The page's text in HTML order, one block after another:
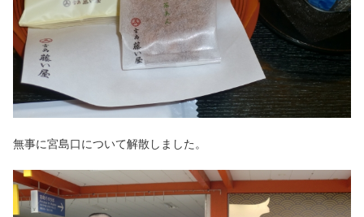
無事に宮島口について解散しました。